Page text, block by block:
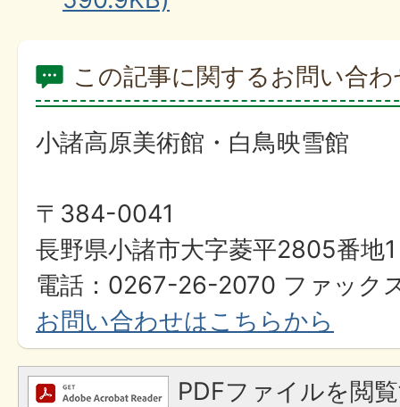
この記事に関するお問い合
小諸高原美術館・白鳥映雪館
〒384-0041
長野県小諸市大字菱平2805番地1
電話：0267-26-2070 ファック
お問い合わせはこちらから
PDFファイルを閲